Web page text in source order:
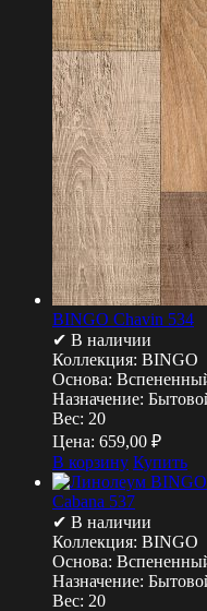
BINGO Chavin 534
✔ В наличии
Коллекция: BINGO
Основа:
Назначение:
Вес: 20
Цена: 659,00 ₽
В корзину Купить
Cabana 537
✔ В наличии
Коллекция: BINGO
Основа:
Назначение:
Вес: 20